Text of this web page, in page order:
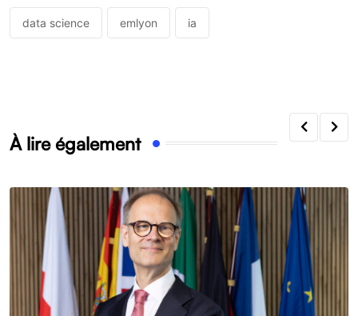
data science emlyon ia
À lire également